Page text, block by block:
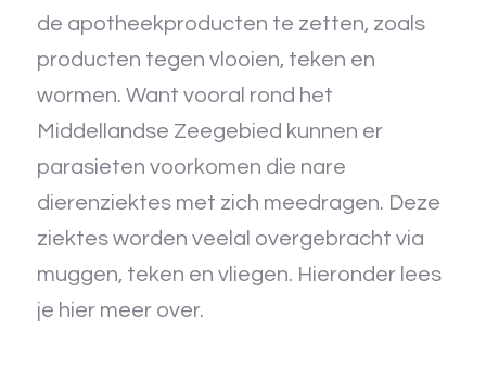
de apotheekproducten te zetten, zoals
producten tegen vlooien, teken en
wormen. Want vooral rond het
Middellandse Zeegebied kunnen er
parasieten voorkomen die nare
dierenziektes met zich meedragen. Deze
ziektes worden veelal overgebracht via
muggen, teken en vliegen. Hieronder lees
je hier meer over.